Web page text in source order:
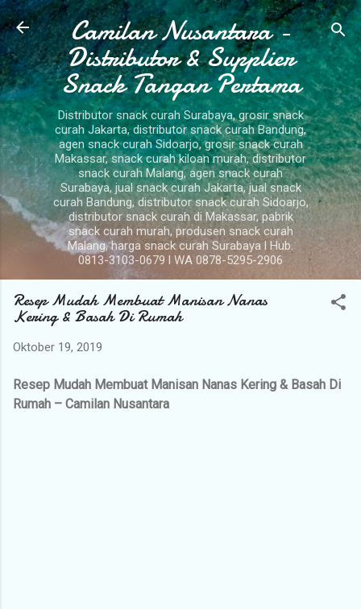
Langsung ke konten utama
Camilan Nusantara -
Distributor & Supplier
Snack Tangan Pertama
Distributor snack curah Surabaya, grosir snack
curah Jakarta, distributor snack curah Bandung,
agen snack curah Sidoarjo, grosir snack curah
Makassar, snack curah kiloan murah, distributor
snack curah Malang, agen snack curah
Surabaya, jual snack curah Jakarta, jual snack
curah Bandung, distributor snack curah Sidoarjo,
distributor snack curah di Makassar, pabrik
snack curah murah, produsen snack curah
Malang, harga snack curah Surabaya l Hub.
0813-3103-0679 l WA 0878-5295-2906
Resep Mudah Membuat Manisan Nanas
Kering & Basah Di Rumah
Oktober 19, 2019
Resep Mudah Membuat Manisan Nanas Kering & Basah Di
Rumah – Camilan Nusantara